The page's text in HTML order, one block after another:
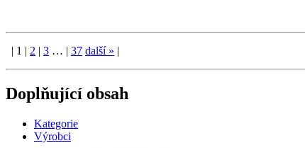
| 1 | 2 | 3 … | 37 další» |
Doplňující obsah
Kategorie
Výrobci